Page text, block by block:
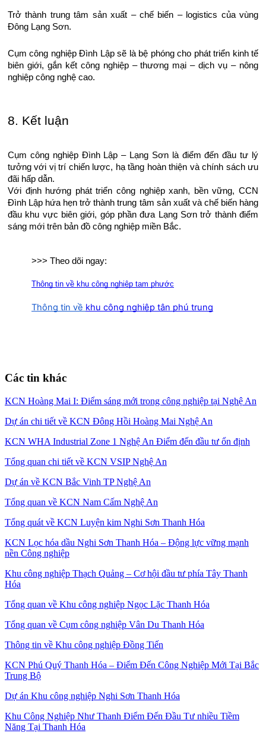
Trở thành trung tâm sản xuất – chế biến – logistics của vùng
Đông Lạng Sơn.
Cụm công nghiệp Đình Lập sẽ là bệ phóng cho phát triển kinh tế
biên giới, gắn kết công nghiệp – thương mại – dịch vụ – nông
nghiệp công nghệ cao.
8. Kết luận
Cụm công nghiệp Đình Lập – Lạng Sơn là điểm đến đầu tư lý
tưởng với vị trí chiến lược, hạ tầng hoàn thiện và chính sách ưu
đãi hấp dẫn.
Với định hướng phát triển công nghiệp xanh, bền vững, CCN
Đình Lập hứa hẹn trở thành trung tâm sản xuất và chế biến hàng
đầu khu vực biên giới, góp phần đưa Lạng Sơn trở thành điểm
sáng mới trên bản đồ công nghiệp miền Bắc.
>>> Theo dõi ngay:
Thông tin về khu công nghiệp tam phước
Thông tin về khu công nghiệp tân phú trung
Các tin khác
KCN Hoàng Mai I: Điểm sáng mới trong công nghiệp tại Nghệ An
Dự án chi tiết về KCN Đông Hồi Hoàng Mai Nghệ An
KCN WHA Industrial Zone 1 Nghệ An Điểm đến đầu tư ổn định
Tổng quan chi tiết về KCN VSIP Nghệ An
Dự án về KCN Bắc Vinh TP Nghệ An
Tổng quan về KCN Nam Cấm Nghệ An
Tổng quát về KCN Luyện kim Nghi Sơn Thanh Hóa
KCN Lọc hóa dầu Nghi Sơn Thanh Hóa – Động lực vững mạnh
nền Công nghiệp
Khu công nghiệp Thạch Quảng – Cơ hội đầu tư phía Tây Thanh
Hóa
Tổng quan về Khu công nghiệp Ngọc Lặc Thanh Hóa
Tổng quan về Cụm công nghiệp Vân Du Thanh Hóa
Thông tin về Khu công nghiệp Đồng Tiến
KCN Phú Quý Thanh Hóa – Điểm Đến Công Nghiệp Mới Tại Bắc
Trung Bộ
Dự án Khu công nghiệp Nghi Sơn Thanh Hóa
Khu Công Nghiệp Như Thanh Điểm Đến Đầu Tư nhiều Tiềm
Năng Tại Thanh Hóa